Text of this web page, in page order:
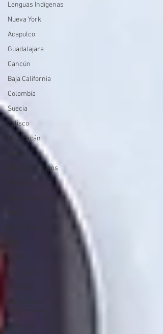
Lenguas Indígenas
Nueva York
Acapulco
Guadalajara
Cancún
Baja California
Colombia
Suecia
Jalisco
Michoacán
Pueblos Mágicos